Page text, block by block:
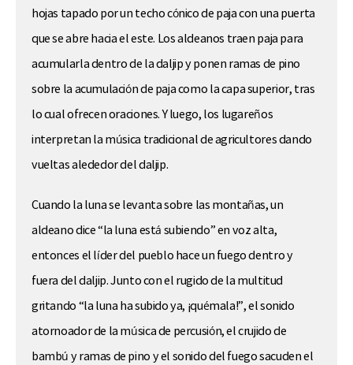
hojas tapado por un techo cónico de paja con una puerta
que se abre hacia el este. Los aldeanos traen paja para
acumularla dentro de la daljip y ponen ramas de pino
sobre la acumulación de paja como la capa superior, tras
lo cual ofrecen oraciones. Y luego, los lugareños
interpretan la música tradicional de agricultores dando
vueltas alededor del daljip.
Cuando la luna se levanta sobre las montañas, un
aldeano dice “la luna está subiendo” en voz alta,
entonces el líder del pueblo hace un fuego dentro y
fuera del daljip. Junto con el rugido de la multitud
gritando “la luna ha subido ya, ¡quémala!”, el sonido
atornoador de la música de percusión, el crujido de
bambú y ramas de pino y el sonido del fuego sacuden el